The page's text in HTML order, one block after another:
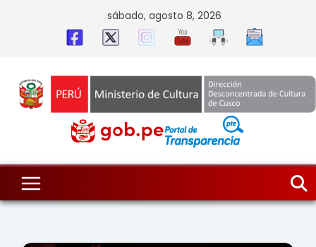
sábado, agosto 8, 2026